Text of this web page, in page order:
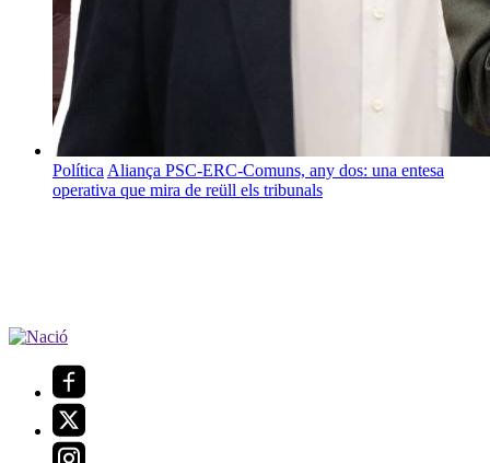
Política Aliança PSC-ERC-Comuns, any dos: una entesa
operativa que mira de reüll els tribunals